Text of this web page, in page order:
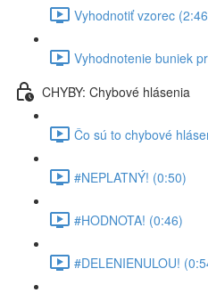
Vyhodnotiť vzorec
Vyhodnotenie buniek
CHYBY: Chybové hlásenia
Čo sú to chybové
#NEPLATNÝ! (0:50)
#HODNOTA! (0:46)
#DELENIENULOU!